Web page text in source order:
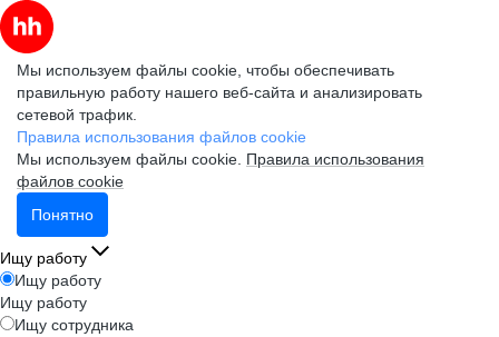
Мы используем файлы cookie, чтобы обеспечивать
правильную работу нашего веб-сайта и анализировать
сетевой трафик.
Правила использования файлов cookie
Мы используем файлы cookie. Правила использования
файлов cookie
Понятно
Ищу работу
Ищу работу
Ищу работу
Ищу сотрудника